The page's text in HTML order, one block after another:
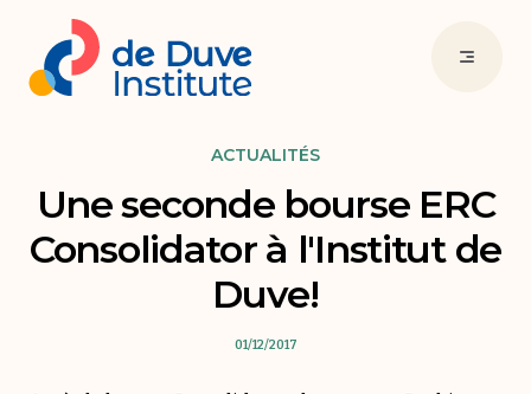
ACTUALITÉS
Une seconde bourse ERC
Consolidator à l'Institut de
Duve!
01/12/2017